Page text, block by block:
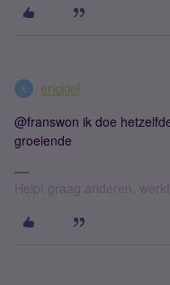
E erickiel
@franswon ik doe
groeiende
Helpt graag anderen,